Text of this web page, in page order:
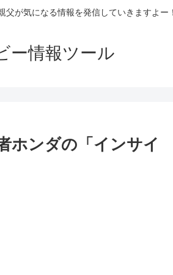
父が気になる情報を発信していきますよー
ー情報ツール
ホンダの「インサイ